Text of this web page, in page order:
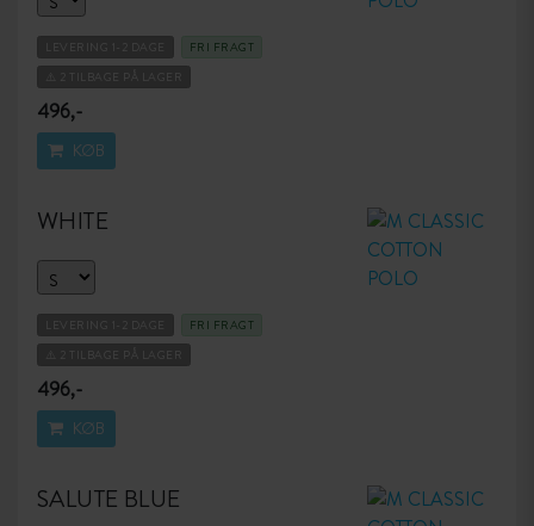
LEVERING 1-2 DAGE
FRI FRAGT
⚠️ 2 TILBAGE PÅ LAGER
496,-
KØB
WHITE
LEVERING 1-2 DAGE
FRI FRAGT
⚠️ 2 TILBAGE PÅ LAGER
496,-
KØB
SALUTE BLUE